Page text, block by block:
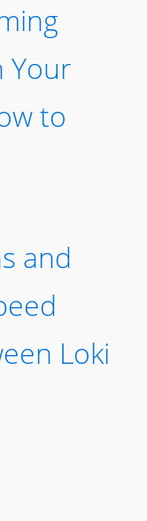
Your
to
and
Loki